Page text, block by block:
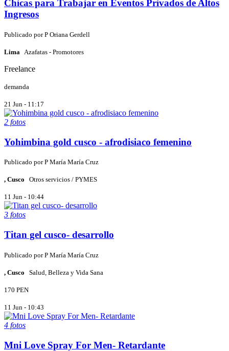
Chicas para Trabajar en Eventos Privados de Altos
Ingresos
Publicado porP Oriana Gerdell
Lima Azafatas - Promotores
Freelance
demanda
21 Jun - 11:17
2 fotos
Yohimbina gold cusco - afrodisiaco femenino
Publicado porP María María Cruz
, Cusco Otros servicios / PYMES
11 Jun - 10:44
3 fotos
Titan gel cusco- desarrollo
Publicado porP María María Cruz
, Cusco Salud, Belleza y Vida Sana
170 PEN
11 Jun - 10:43
4 fotos
Mni Love Spray For Men- Retardante